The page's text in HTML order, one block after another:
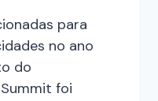
para
no ano
do
foi